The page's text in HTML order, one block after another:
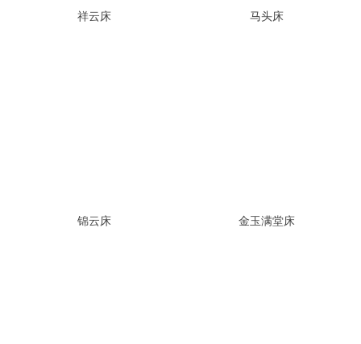
祥云床 马头床
锦云床 金玉满堂床